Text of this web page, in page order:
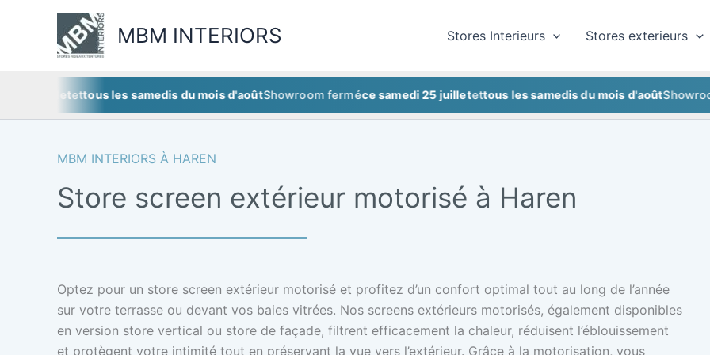
MBM INTERIORS Stores Interieurs Stores exterieurs
tous les samedis du mois d'aoûtShowroom ferméce samedi 25 juilletettous les samedis du mois d'aoûtShowroom
MBM INTERIORS À HAREN
Store screen extérieur motorisé à Haren
Optez pour un store screen extérieur motorisé et profitez d’un confort optimal tout au long de l’année
sur votre terrasse ou devant vos baies vitrées. Nos screens extérieurs motorisés, également disponibles
en version store vertical ou store de façade, filtrent efficacement la chaleur, réduisent l’éblouissement
et protègent votre intimité tout en préservant la vue vers l’extérieur. Grâce à la motorisation, vous